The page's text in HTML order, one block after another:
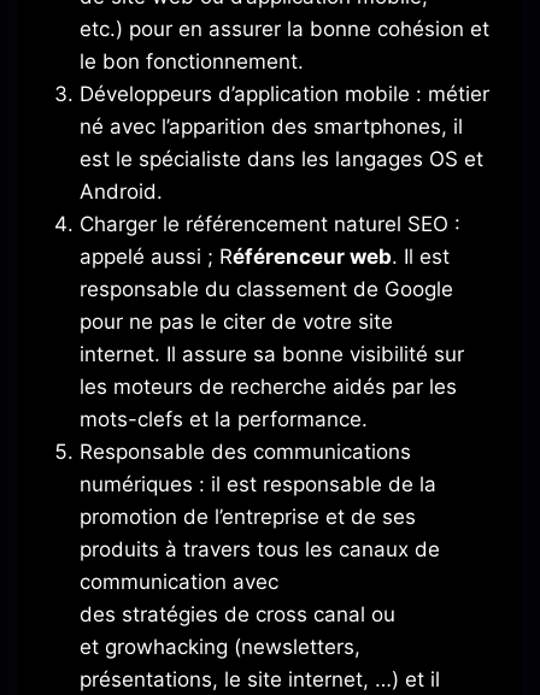
etc.) pour en assurer la bonne cohésion et
le bon fonctionnement.
Développeurs d’application mobile : métier
né avec l’apparition des smartphones, il
est le spécialiste dans les langages OS et
Android.
Charger le référencement naturel SEO :
appelé aussi ; Référenceur web. Il est
responsable du classement de Google
pour ne pas le citer de votre site
internet. Il assure sa bonne visibilité sur
les moteurs de recherche aidés par les
mots-clefs et la performance.
Responsable des communications
numériques : il est responsable de la
promotion de l’entreprise et de ses
produits à travers tous les canaux de
communication avec
des stratégies de cross canal ou
et growhacking (newsletters,
présentations, le site internet, …) et il